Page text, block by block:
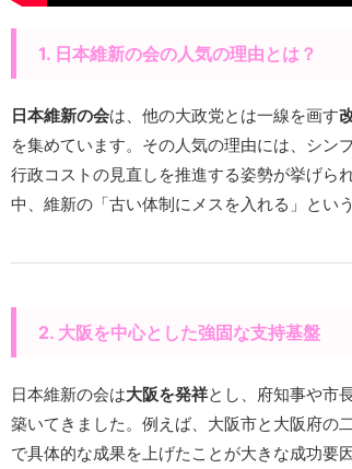
1. 日本維新の会の人気の理由とは？
日本維新の会は、他の大政党とは一線を画す
を集めています。その人気の理由には、シン
行政コストの見直しを推進する姿勢が挙げら
中、維新の「古い体制にメスを入れる」とい
2. 大阪を中心とした強固な支持基盤
日本維新の会は大阪を発祥とし、府知事や市
築いてきました。例えば、大阪市と大阪府の
で具体的な成果を上げたことが大きな成功要